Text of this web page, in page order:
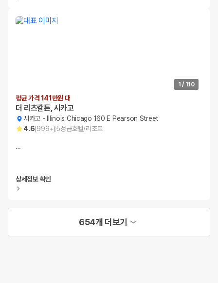
1 / 110
평균 가격 141만원 대
더 리츠칼튼, 시카고
시카고 -
Illinois Chicago 160 E Pearson Street
4.6(999+)5성급호텔/리조트
…
상세정보 확인
654개 더보기